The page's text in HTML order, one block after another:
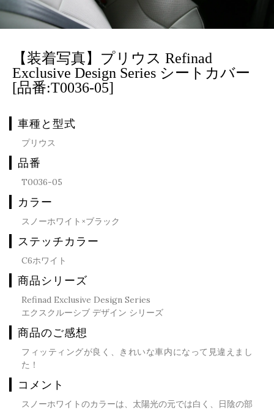
【装着写真】プリウス Refinad
Exclusive Design Series シートカバー
[品番:T0036-05]
車種と型式
プリウス
品番
T0036-05
カラー
スノーホワイト×ブラック
ステッチカラー
C6ホワイト
商品シリーズ
Refinad Exclusive Design Series
エクスクルーシブ デザイン シリーズ
商品のご感想
フィッティングが良く、きれいな車内になって見違えまし
た！
コメント
スノーホワイトのカラーは、太陽光の元では白く、日陰の部